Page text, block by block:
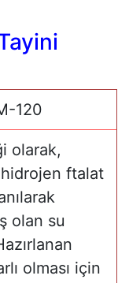
120
olarak,
ftalat
olan su
olması için